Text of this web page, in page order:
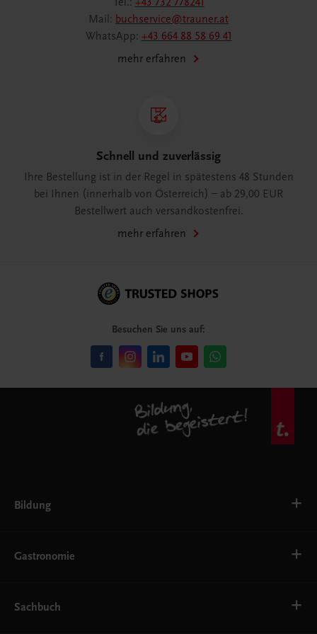
Mail: buchservice@trauner.at
WhatsApp: +43 664 88 58 69 41
mehr erfahren
Schnell und zuverlässig
Ihre Bestellung ist in der Regel in spätestens 48 Stunden
bei Ihnen (innerhalb von Österreich) – ab 29,00 EUR
Bestellwert auch versandkostenfrei.
mehr erfahren
Besuchen Sie uns auf:
Bildung
AHS
EWF/ZWF
FW
Gastronomie
Getränke
Sachbuch